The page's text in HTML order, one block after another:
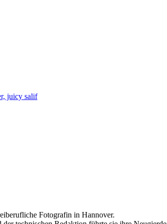
Fotografin in Hannover.